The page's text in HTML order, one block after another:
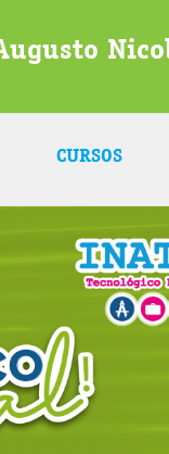
CURSOS